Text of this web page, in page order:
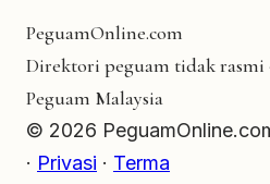
PeguamOnline.com
Direktori peguam tidak rasmi
Peguam Malaysia
© 2026
· Privasi · Terma